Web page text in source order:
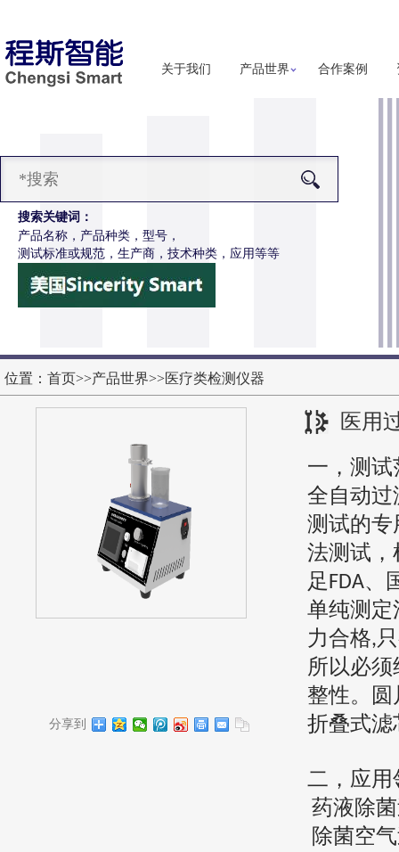
关于我们 产品世界 合作案例
搜索关键词：
产品名称，产品种类，型号，
测试标准或规范，生产商，技术种类，应用等等
电动轮椅车按键开关耐用性测试仪
位置： 首页>>产品世界>>医疗类检测仪器
医用
分享到
一， 测试
全自动过
测试的专
法测试，
足FDA、
单纯测定
力合格,
所以必
整性。
折叠式滤
二， 应用
药液除
除菌空